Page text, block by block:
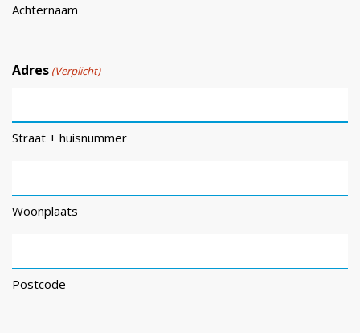
Achternaam
Adres (Verplicht)
Straat + huisnummer
Woonplaats
Postcode